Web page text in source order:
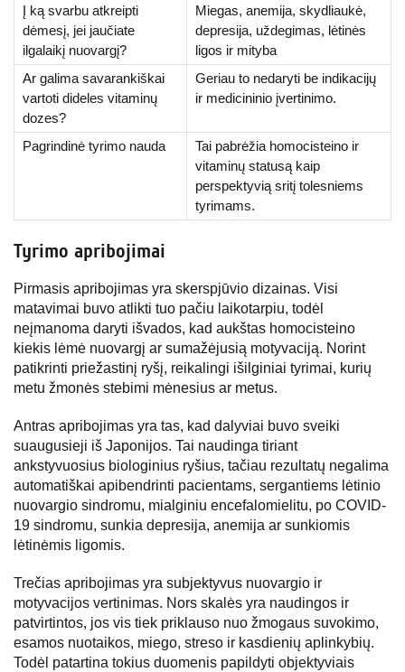
Į ką svarbu atkreipti
dėmesį, jei jaučiate
ilgalaikį nuovargį?
Miegas, anemija, skydliaukė,
depresija, uždegimas, lėtinės
ligos ir mityba
Ar galima savarankiškai
vartoti dideles vitaminų
dozes?
Geriau to nedaryti be indikacijų
ir medicininio įvertinimo.
Pagrindinė tyrimo nauda
Tai pabrėžia homocisteino ir
vitaminų statusą kaip
perspektyvią sritį tolesniems
tyrimams.
Tyrimo apribojimai
Pirmasis apribojimas yra skerspjūvio dizainas. Visi
matavimai buvo atlikti tuo pačiu laikotarpiu, todėl
neįmanoma daryti išvados, kad aukštas homocisteino
kiekis lėmė nuovargį ar sumažėjusią motyvaciją. Norint
patikrinti priežastinį ryšį, reikalingi išilginiai tyrimai, kurių
metu žmonės stebimi mėnesius ar metus.
Antras apribojimas yra tas, kad dalyviai buvo sveiki
suaugusieji iš Japonijos. Tai naudinga tiriant
ankstyvuosius biologinius ryšius, tačiau rezultatų negalima
automatiškai apibendrinti pacientams, sergantiems lėtinio
nuovargio sindromu, mialginiu encefalomielitu, po COVID-
19 sindromu, sunkia depresija, anemija ar sunkiomis
lėtinėmis ligomis.
Trečias apribojimas yra subjektyvus nuovargio ir
motyvacijos vertinimas. Nors skalės yra naudingos ir
patvirtintos, jos vis tiek priklauso nuo žmogaus suvokimo,
esamos nuotaikos, miego, streso ir kasdienių aplinkybių.
Todėl patartina tokius duomenis papildyti objektyviais